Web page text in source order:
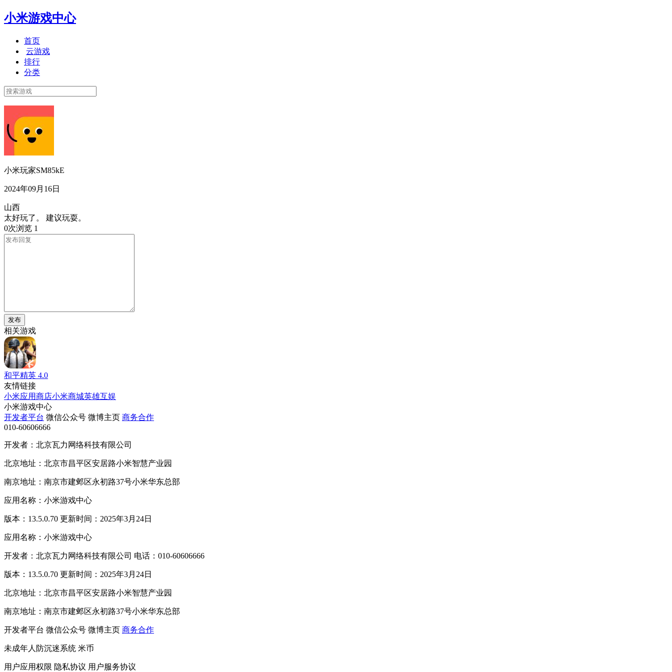
小米游戏中心
首页
云游戏
排行
分类
小米玩家SM85kE
2024年09月16日
山西
太好玩了。 建议玩耍。
0次浏览 1
发布
相关游戏
和平精英 4.0
友情链接
小米应用商店小米商城英雄互娱
小米游戏中心
开发者平台 微信公众号 微博主页 商务合作
010-60606666
开发者：北京瓦力网络科技有限公司
北京地址：北京市昌平区安居路小米智慧产业园
南京地址：南京市建邺区永初路37号小米华东总部
应用名称：小米游戏中心
版本：13.5.0.70 更新时间：2025年3月24日
应用名称：小米游戏中心
开发者：北京瓦力网络科技有限公司 电话：010-60606666
版本：13.5.0.70 更新时间：2025年3月24日
北京地址：北京市昌平区安居路小米智慧产业园
南京地址：南京市建邺区永初路37号小米华东总部
开发者平台 微信公众号 微博主页 商务合作
未成年人防沉迷系统 米币
用户应用权限 隐私协议 用户服务协议